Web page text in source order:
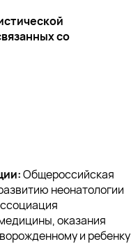
со
Общероссийская
неонатологии
оказания
и ребенку